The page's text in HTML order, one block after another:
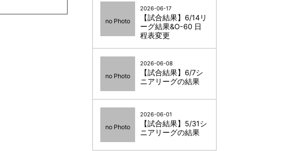
no Photo
2026-06-17
【試合結果】6/14リ
ーグ結果&O-60 日
程表変更
no Photo
2026-06-08
【試合結果】6/7シ
ニアリーグの結果
no Photo
2026-06-01
【試合結果】5/31シ
ニアリーグの結果